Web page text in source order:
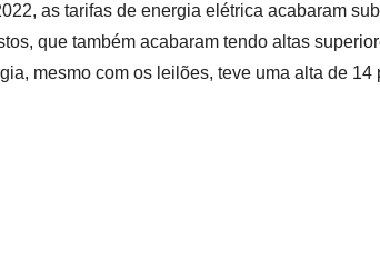
as tarifas de energia elétrica acabaram
que também acabaram tendo altas
mesmo com os leilões, teve uma alta de